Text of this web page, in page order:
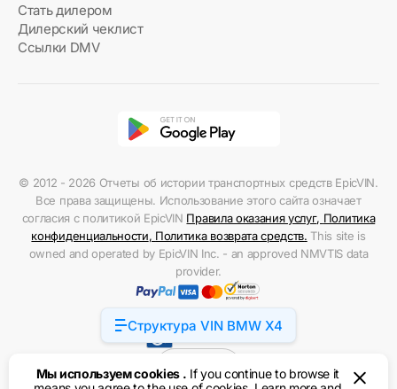
Структура VIN BMW X4
Стать дилером
Дилерский чеклист
Ссылки DMV
© 2012 - 2026 Отчеты об истории транспортных средств EpicVIN.
Все права защищены. Использование этого сайта означает
согласия с политикой EpicVIN Правила оказания услуг, Политика
конфиденциальности, Политика возврата средств. This site is
owned and operated by EpicVIN Inc. - an approved NMVTIS data
provider.
США
Accessibility
Мы используем cookies . If you continue to browse it